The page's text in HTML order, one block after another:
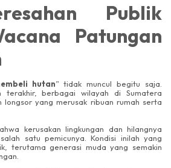
Publik
Patungan
hutan” tidak muncul begitu saja.
terakhir, berbagai wilayah di Sumatera
yang merusak ribuan rumah serta
kerusakan lingkungan dan hilangnya
satu pemicunya. Kondisi inilah yang
terutama generasi muda yang semakin